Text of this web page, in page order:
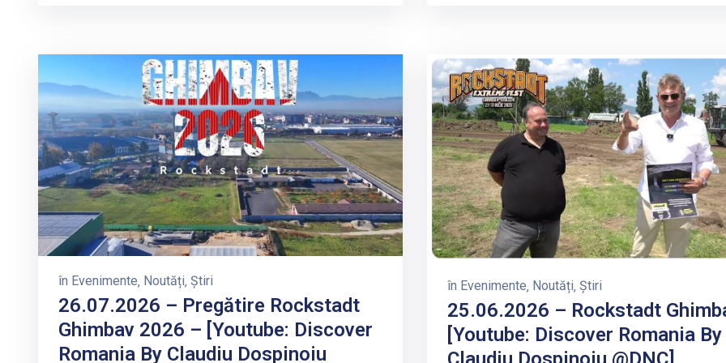
în Evenimente‚ Noutăți‚ Știri
26.07.2026 – Pregătire Rockstadt
Ghimbav 2026 – [Youtube: Discover
Romania By Claudiu Dospinoiu
în Evenimente‚ Noutăți‚ Știri
25.06.2026 – Rockstadt
[Youtube: Discover Romania By